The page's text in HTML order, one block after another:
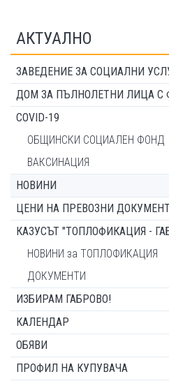
АКТУАЛНО
ЗАВЕДЕНИЕ ЗА СОЦИАЛНИ
ДОМ ЗА ПЪЛНОЛЕТНИ ЛИЦА С
COVID-19
ОБЩИНСКИ СОЦИАЛЕН ФОНД
ВАКСИНАЦИЯ
НОВИНИ
ЦЕНИ НА ПРЕВОЗНИ
КАЗУСЪТ "ТОПЛОФИКАЦИЯ -
НОВИНИ за ТОПЛОФИКАЦИЯ
ДОКУМЕНТИ
ИЗБИРАМ ГАБРОВО!
КАЛЕНДАР
ОБЯВИ
ПРОФИЛ НА КУПУВАЧА